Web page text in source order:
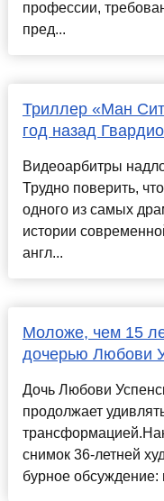
профессии,
пред...
Триллер «Ман
год назад
Видеоарбитры
Трудно поверить,
одного из самых
истории
англ...
Моложе, чем 15
дочерью Любови
Дочь Любови
продолжает
снимок 36-летней
бурное обсуждение: